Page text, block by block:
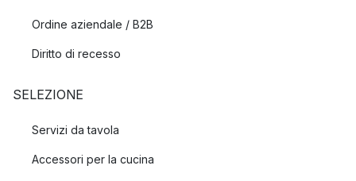
Ordine aziendale / B2B
Diritto di recesso
SELEZIONE
Servizi da tavola
Accessori per la cucina